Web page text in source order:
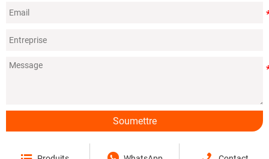
Soumettre